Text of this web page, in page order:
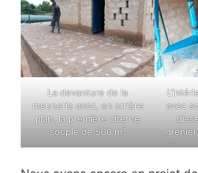
La devanture de la
meunerie avec, en arrière
plan, la première citerne
souple de 500 m³
avec
grenier